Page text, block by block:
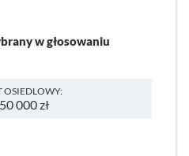
w głosowaniu
OSIEDLOWY:
000 zł